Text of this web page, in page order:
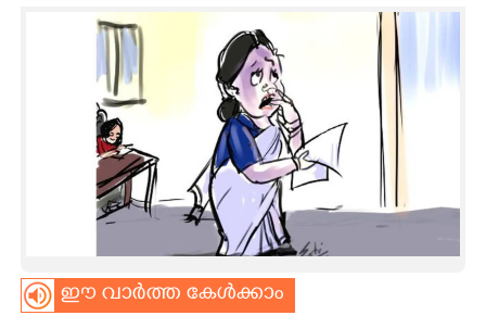
LIFESTYLE
SPIRITUAL
ASTRO
ഈ വാർത്ത കേൾക്കാം